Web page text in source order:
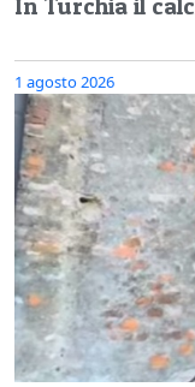
1 agosto 2026